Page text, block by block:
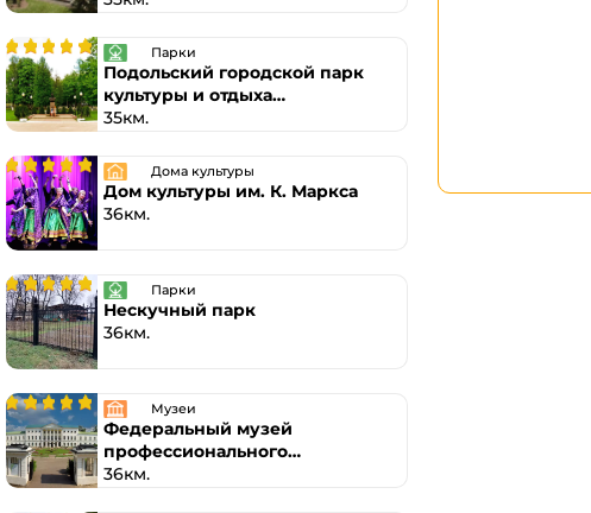
Парки
Подольский городской парк
культуры и отдыха
им. В.В. Талалихина
35км.
Дома культуры
Дом культуры им. К. Маркса
36км.
Парки
Нескучный парк
36км.
Музеи
Федеральный музей
профессионального
образования г. Подольск
36км.